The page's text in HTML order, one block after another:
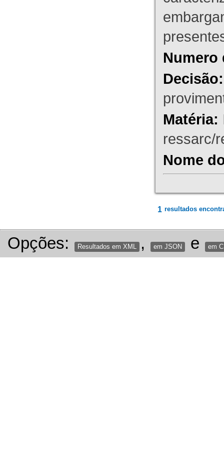
Numero
Decisão:
Matéria:
ressarc/
Nome
1 resultados
Opções: Resultados em XML , em JSON e em